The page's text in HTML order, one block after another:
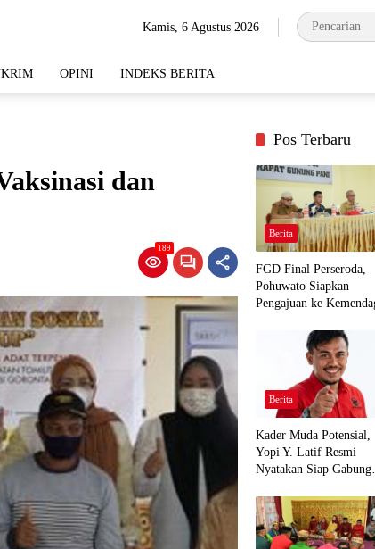
Kamis, 6 Agustus 2026
OPINI INDEKS BERITA
dan
189
Pos Terbaru
Berita
FGD Final Perseroda,
Pohuwato Siapkan
Pengajuan ke
Berita
Kader Muda Potensial,
Yopi Y. Latif Resmi
Nyatakan Siap Gabung
Demi Kawal Aspirasi
Panua